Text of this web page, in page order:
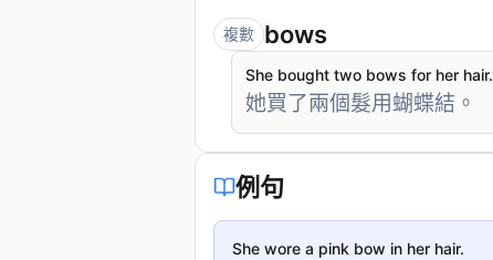
複數 bows
She bought two bows for her hair.
她買了兩個髮用蝴蝶結。
例句
She wore a pink bow in her hair.